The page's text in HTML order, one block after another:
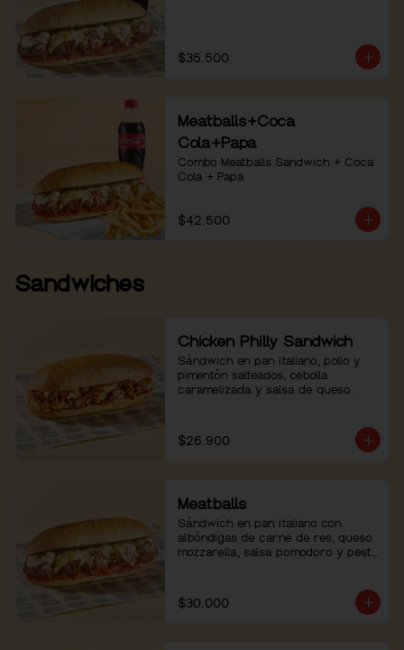
$35.500
Meatballs+Coca
Cola+Papa
Combo Meatballs Sandwich + Coca
Cola + Papa
$42.500
Sandwiches
Chicken Philly Sandwich
Sándwich en pan italiano, pollo y
pimentón salteados, cebolla
caramelizada y salsa de queso.
$26.900
Meatballs
Sándwich en pan italiano con
albóndigas de carne de res, queso
mozzarella, salsa pomodoro y pesto
$30.000